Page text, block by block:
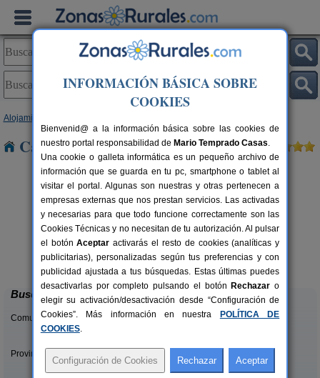
Alojamientos
Casas Rurales cerca de Sangarren
7+2 pers.
desde40 €
Mirador de La Herradura
Embún (Huesca)
Buscar
Comunidades:
Provincias/Islas:
INFORMACIÓN BÁSICA SOBRE
COOKIES
Bienvenid@ a la información básica sobre las cookies de
nuestro portal responsabilidad de Mario Temprado Casas.
Una cookie o galleta informática es un pequeño archivo de
información que se guarda en tu pc, smartphone o tablet al
visitar el portal. Algunas son nuestras y otras pertenecen a
empresas externas que nos prestan servicios. Las activadas
y necesarias para que todo funcione correctamente son las
Cookies Técnicas y no necesitan de tu autorización. Al pulsar
el botónAceptar activarás el resto de cookies (analíticas y
publicitarias), personalizadas según tus preferencias y con
publicidad ajustada a tus búsquedas. Estas últimas puedes
desactivarlas por completo pulsando el botón Rechazar o
elegir su activación/desactivación desde “Configuración de
Cookies”. Más información en nuestra
POLÍTICA DE
COOKIES.